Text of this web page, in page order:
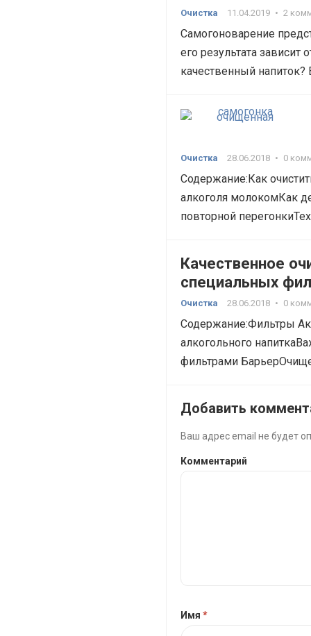
Очистка 11.04.2019 • 2
Самогоноварение
его результата зависит
качественный напиток?
Очистка 28.06.2018 • 0
Содержание:Как
алкоголя молокомКак
повторной
Качественное
специальных
Очистка 28.06.2018 • 0
Содержание:Фильтры
алкогольного
фильтрами
Добавить
Ваш адрес email не будет
Комментарий
Имя *